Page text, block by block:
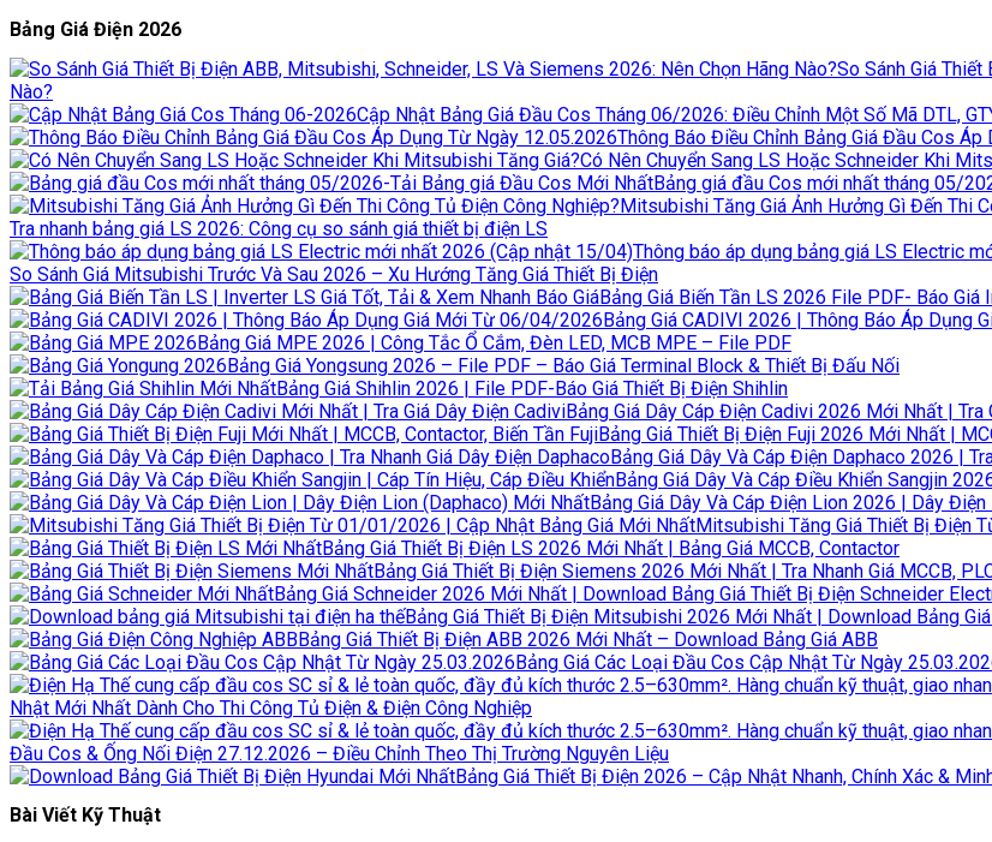
Bảng Giá Điện 2026
So Sánh Giá
Nào?
Cập Nhật Bảng Giá Đầu Cos Tháng 06/2026: Điều Chỉnh Một Số Mã DTL,
Thông Báo Điều Chỉnh Bảng Giá Đầu Cos
Có Nên Chuyển Sang LS Hoặc Schneider Khi
Bảng giá đầu Cos mới nhất tháng 05/
Mitsubishi Tăng Giá Ảnh Hưởng Gì Đến Thi
Tra nhanh bảng giá LS 2026: Công cụ so sánh giá thiết bị điện LS
Thông báo áp dụng bảng giá LS Electric
So Sánh Giá Mitsubishi Trước Và Sau 2026 – Xu Hướng Tăng Giá Thiết Bị Điện
Bảng Giá Biến Tần LS 2026 File PDF- Báo Giá
Bảng Giá CADIVI 2026 | Thông Báo Áp Dụng
Bảng Giá MPE 2026 | Công Tắc Ổ Cắm, Đèn LED, MCB MPE – File PDF
Bảng Giá Yongsung 2026 – File PDF – Báo Giá Terminal Block & Thiết Bị Đấu Nối
Bảng Giá Shihlin 2026 | File PDF-Báo Giá Thiết Bị Điện Shihlin
Bảng Giá Dây Cáp Điện Cadivi 2026 Mới Nhất | Tra
Bảng Giá Thiết Bị Điện Fuji 2026 Mới Nhất |
Bảng Giá Dây Và Cáp Điện Daphaco 2026 |
Bảng Giá Dây Và Cáp Điều Khiển Sangjin
Bảng Giá Dây Và Cáp Điện Lion 2026 | Dây
Mitsubishi Tăng Giá Thiết Bị Điện
Bảng Giá Thiết Bị Điện LS 2026 Mới Nhất | Bảng Giá MCCB, Contactor
Bảng Giá Thiết Bị Điện Siemens 2026 Mới Nhất | Tra Nhanh Giá MCCB,
Bảng Giá Schneider 2026 Mới Nhất | Download Bảng Giá Thiết Bị Điện Schneider
Bảng Giá Thiết Bị Điện Mitsubishi 2026 Mới Nhất | Download Bảng
Bảng Giá Thiết Bị Điện ABB 2026 Mới Nhất – Download Bảng Giá ABB
Bảng Giá Các Loại Đầu Cos Cập Nhật Từ Ngày
Nhật Mới Nhất Dành Cho Thi Công Tủ Điện & Điện Công Nghiệp
Đầu Cos & Ống Nối Điện 27.12.2026 – Điều Chỉnh Theo Thị Trường Nguyên Liệu
Bảng Giá Thiết Bị Điện 2026 – Cập Nhật Nhanh, Chính Xác &
Bài Viết Kỹ Thuật